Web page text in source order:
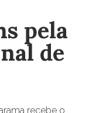
pela
de